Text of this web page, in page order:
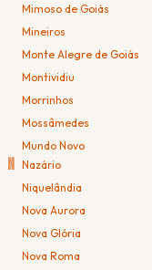
Mimoso de Goiás
Mineiros
Monte Alegre de Goiás
Montividiu
Morrinhos
Mossâmedes
Mundo Novo
N Nazário
Niquelândia
Nova Aurora
Nova Glória
Nova Roma